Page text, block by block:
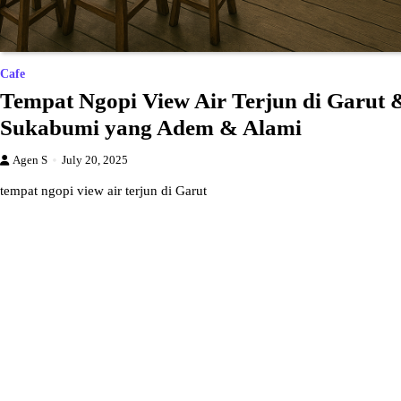
Cafe
Tempat Ngopi View Air Terjun di Garut
Sukabumi yang Adem & Alami
Agen S July 20, 2025
tempat ngopi view air terjun di Garut